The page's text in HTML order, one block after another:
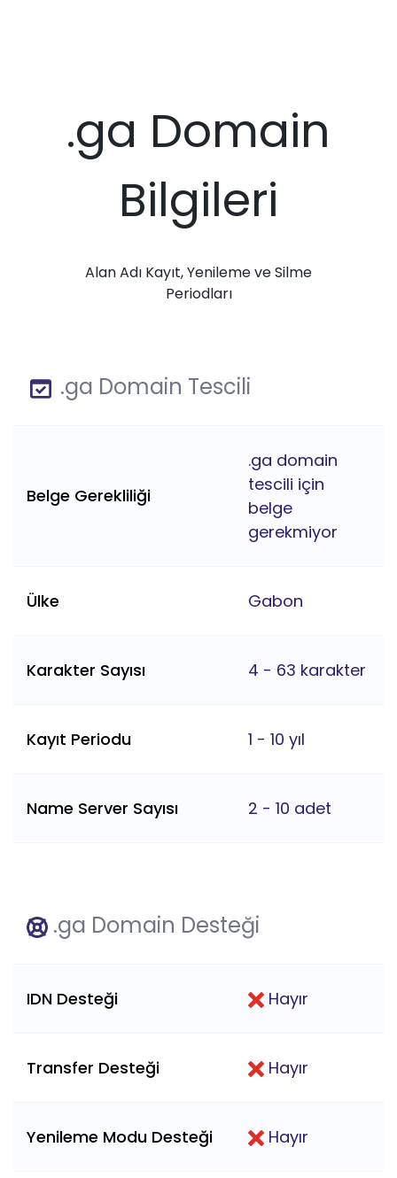
.ga Domain
Bilgileri
Alan Adı Kayıt, Yenileme ve Silme
Periodları
.ga Domain Tescili
Belge Gerekliliği
.ga domain
tescili için
belge
gerekmiyor
Ülke Gabon
Karakter Sayısı 4 - 63 karakter
Kayıt Periodu 1 - 10 yıl
Name Server Sayısı 2 - 10 adet
.ga Domain Desteği
IDN Desteği Hayır
Transfer Desteği Hayır
Yenileme Modu Desteği Hayır